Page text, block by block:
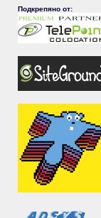
Подкрепяно от: